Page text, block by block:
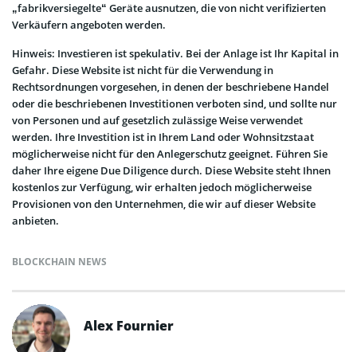
„fabrikversiegelte“ Geräte ausnutzen, die von nicht verifizierten
Verkäufern angeboten werden.
Hinweis: Investieren ist spekulativ. Bei der Anlage ist Ihr Kapital in
Gefahr. Diese Website ist nicht für die Verwendung in
Rechtsordnungen vorgesehen, in denen der beschriebene Handel
oder die beschriebenen Investitionen verboten sind, und sollte nur
von Personen und auf gesetzlich zulässige Weise verwendet
werden. Ihre Investition ist in Ihrem Land oder Wohnsitzstaat
möglicherweise nicht für den Anlegerschutz geeignet. Führen Sie
daher Ihre eigene Due Diligence durch. Diese Website steht Ihnen
kostenlos zur Verfügung, wir erhalten jedoch möglicherweise
Provisionen von den Unternehmen, die wir auf dieser Website
anbieten.
BLOCKCHAIN NEWS
Alex Fournier